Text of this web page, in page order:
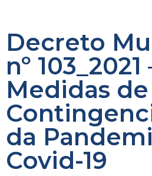
Decreto
nº 103_2021
Medidas de
da
Covid-19